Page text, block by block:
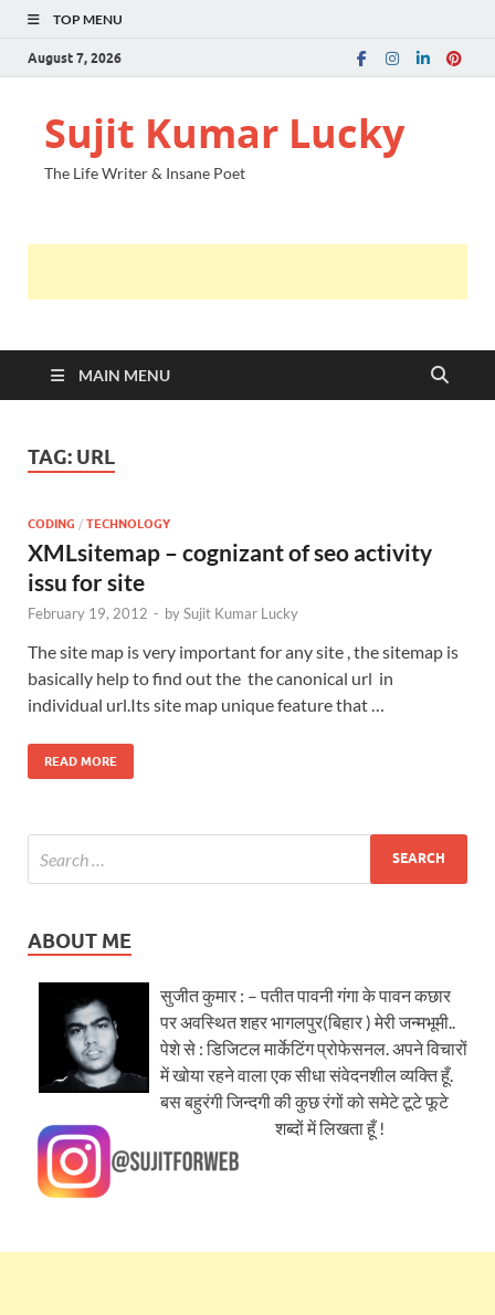
TOP MENU
August 7, 2026
Sujit Kumar Lucky
The Life Writer & Insane Poet
MAIN MENU
TAG: URL
CODING / TECHNOLOGY
XMLsitemap – cognizant of seo activity
issu for site
February 19, 2012 - bySujit Kumar Lucky
The site map is very important for any site , the sitemap is
basically help to find out the the canonical url in
individual url.Its site map unique feature that …
READ MORE
ABOUT ME
सुजीत कुमार : – पतीत पावनी गंगा के पावन कछार
पर अवस्थित शहर भागलपुर(बिहार ) मेरी जन्मभूमी..
पेशे से : डिजिटल मार्केटिंग प्रोफेसनल. अपने विचारों
में खोया रहने वाला एक सीधा संवेदनशील व्यक्ति हूँ.
बस बहुरंगी जिन्दगी की कुछ रंगों को समेटे टूटे फूटे
शब्दों में लिखता हूँ !